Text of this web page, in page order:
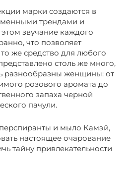
марки создаются в
трендами и
звучание каждого
что позволяет
же средство для любого
столь же много,
разнообразны женщины: от
розового аромата до
запаха черной
пачули.
и мыло Камэй,
настоящее очарование
тайну привлекательности